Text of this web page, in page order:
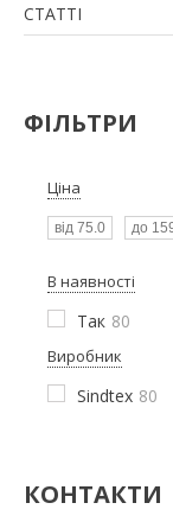
СТАТТІ
ФІЛЬТРИ
Ціна
В наявності
Так 80
Виробник
Sindtex 80
КОНТАКТИ